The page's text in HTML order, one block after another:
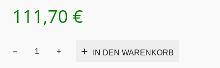
111,70 €
PLUS
IN DEN WARENKORB